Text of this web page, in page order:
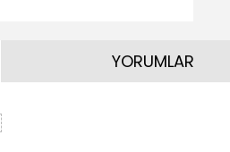
YORUMLAR